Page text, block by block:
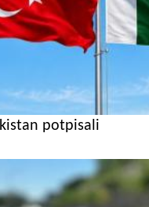
potpisali